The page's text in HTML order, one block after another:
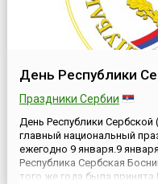
День Республики
Праздники Сербии
День Республики
главный национальный
ежегодно 9 января.9
Республика Сербская
того же года была принята